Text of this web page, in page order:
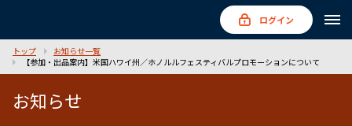
ログイン
トップ
お知らせ一覧
【参加・出品案内】米国ハワイ州／ホノルルフェスティバルプロモーションについて
お知らせ